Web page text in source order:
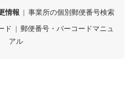
情報 | 事業所の個別郵便番号検索
ド | 郵便番号・バーコードマニュ
アル